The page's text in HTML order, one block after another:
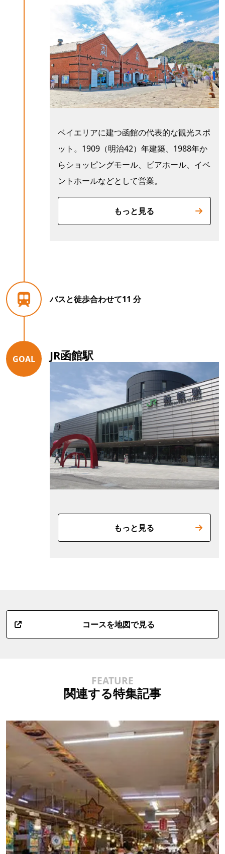
ベイエリアに建つ函館の代表的な観光スポ
ット。1909（明治42）年建築、1988年か
らショッピングモール、ビアホール、イベ
ントホールなどとして営業。
もっと見る
バスと徒歩合わせて11 分
GOAL JR函館駅
もっと見る
コースを地図で見る
関連する特集記事